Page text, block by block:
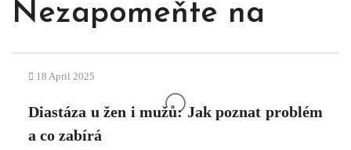
Nezapomeňte na
18 April 2025
Diastáza u žen i mužů: Jak poznat problém
a co zabírá